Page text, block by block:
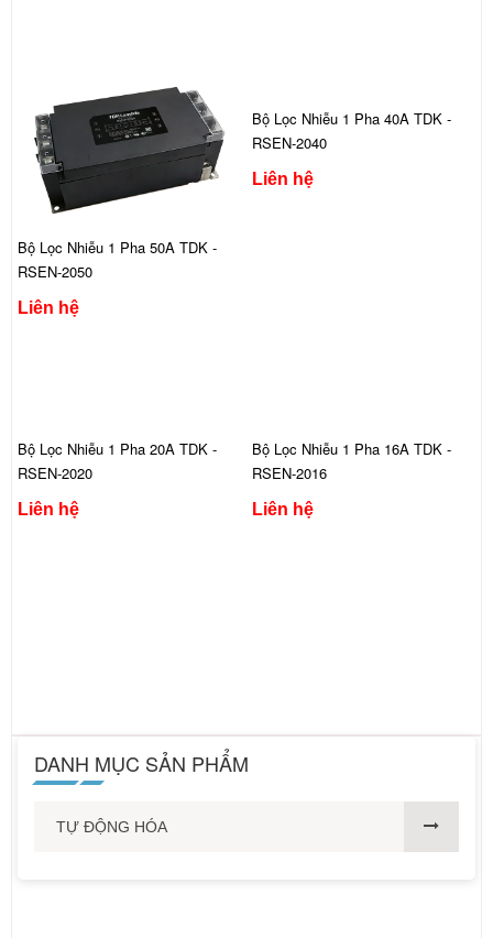
Bộ Lọc Nhiễu 1 Pha 50A TDK -
RSEN-2050
Liên hệ
Bộ Lọc Nhiễu 1 Pha 40A TDK -
RSEN-2040
Liên hệ
Bộ Lọc Nhiễu 1 Pha 20A TDK -
RSEN-2020
Liên hệ
Bộ Lọc Nhiễu 1 Pha 16A TDK -
RSEN-2016
Liên hệ
DANH MỤC SẢN PHẨM
TỰ ĐỘNG HÓA